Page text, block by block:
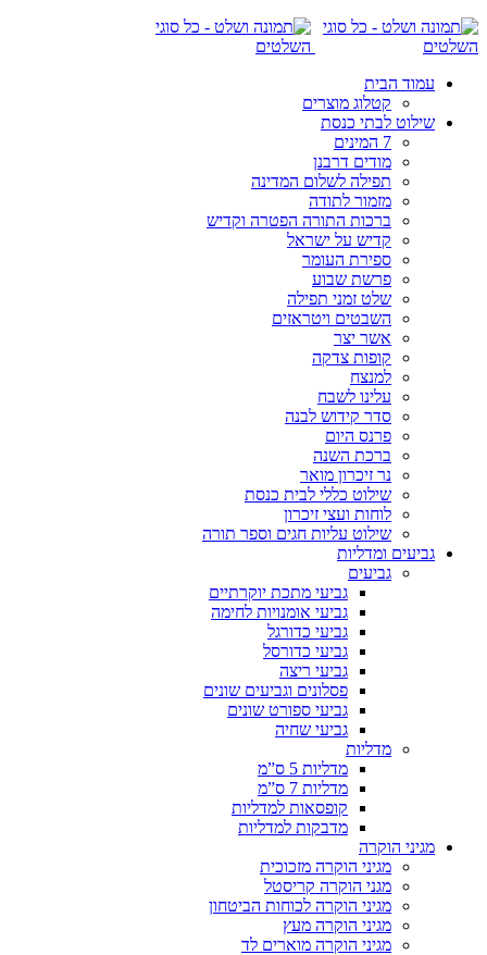
עמוד הבית
קטלוג מוצרים
שילוט לבתי כנסת
7 המינים
מודים דרבנן
תפילה לשלום המדינה
מזמור לתודה
ברכות התורה הפטרה וקדיש
קדיש על ישראל
ספירת העומר
פרשת שבוע
שלט זמני תפילה
השבטים ויטראזים
אשר יצר
קופות צדקה
למנצח
עלינו לשבח
סדר קידוש לבנה
פרנס היום
ברכת השנה
נר זיכרון מואר
שילוט כללי לבית כנסת
לוחות ועצי זיכרון
שילוט עליות חגים וספר תורה
גביעים ומדליות
גביעים
גביעי מתכת יוקרתיים
גביעי אומנויות לחימה
גביעי כדורגל
גביעי כדורסל
גביעי ריצה
פסלונים וגביעים שונים
גביעי ספורט שונים
גביעי שחיה
מדליות
מדליות 5 ס”מ
מדליות 7 ס”מ
קופסאות למדליות
מדבקות למדליות
מגיני הוקרה
מגיני הוקרה מזכוכית
מגני הוקרה קריסטל
מגיני הוקרה לכוחות הביטחון
מגיני הוקרה מעץ
מגיני הוקרה מוארים לד